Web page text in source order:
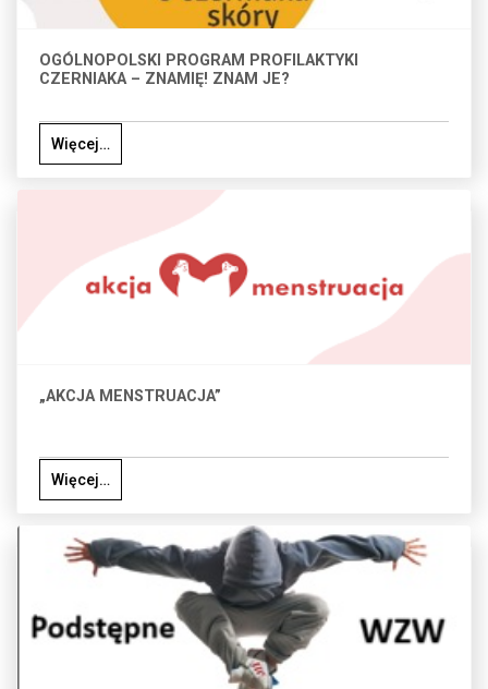
OGÓLNOPOLSKI PROGRAM PROFILAKTYKI
CZERNIAKA – ZNAMIĘ! ZNAM JE?
Więcej…
„AKCJA MENSTRUACJA”
Więcej…